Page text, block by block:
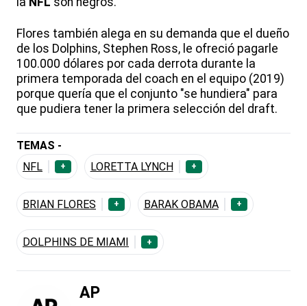
Flores también alega en su demanda que el dueño
de los Dolphins, Stephen Ross, le ofreció pagarle
100.000 dólares por cada derrota durante la
primera temporada del coach en el equipo (2019)
porque quería que el conjunto "se hundiera" para
que pudiera tener la primera selección del draft.
TEMAS -
NFL
+ LORETTA LYNCH +
BRIAN FLORES + BARAK OBAMA +
DOLPHINS DE MIAMI +
AP